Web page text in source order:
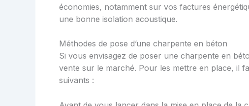
économies, notamment sur vos factures
une bonne isolation acoustique.
Méthodes de pose d’une charpente en béton
Si vous envisagez de poser une charpente en
vente sur le marché. Pour les mettre en place, il
suivants :